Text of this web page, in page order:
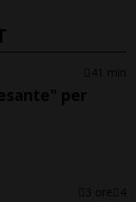
41 min
per
3 ore 4